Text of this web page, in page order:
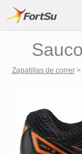
Zapatillas de correr>